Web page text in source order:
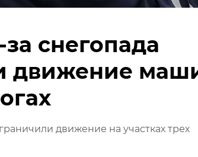
снегопада
движение
движение на участках трех